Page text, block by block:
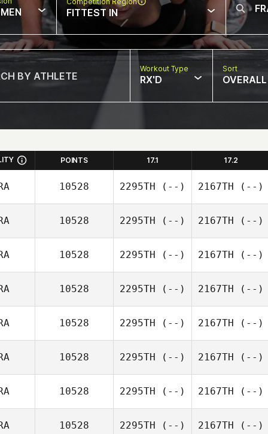
FITTEST IN
Workout Type
RX'D
Sort
OVERALL
POINTS 17.1 17.2
10528 2295TH (--) 2167TH (--)
10528 2295TH (--) 2167TH (--)
10528 2295TH (--) 2167TH (--)
10528 2295TH (--) 2167TH (--)
10528 2295TH (--) 2167TH (--)
10528 2295TH (--) 2167TH (--)
10528 2295TH (--) 2167TH (--)
10528 2295TH (--) 2167TH (--)